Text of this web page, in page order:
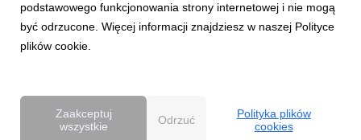
Stworzyliśmy ciepłą, świąteczną historię, w której pokazujemy,
że dla Providenta liczą się zupełnie inne liczby, niż dla typowej
instytucji finansowej.
podstawowego funkcjonowania strony internetowej i nie mogą
być odrzucone. Więcej informacji znajdziesz w naszej Polityce
plików cookie.
Zaakceptuj
wszystkie
Odrzuć
Polityka plików
cookies